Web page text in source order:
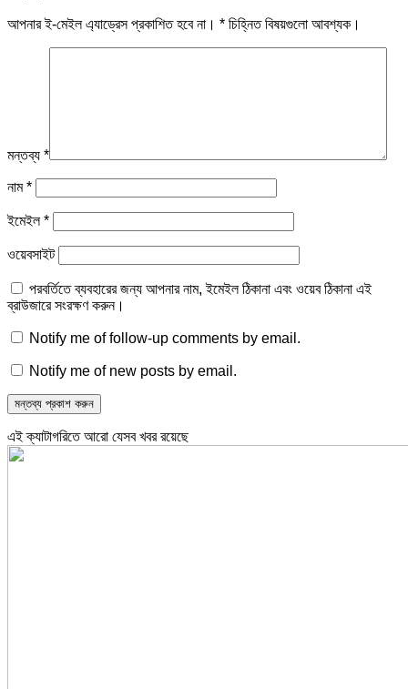
আপনার ই-মেইল এ্যাড্রেস প্রকাশিত হবে না। * চিহ্নিত বিষয়গুলো আবশ্যক।
মন্তব্য *
নাম*
ইমেইল*
ওয়েবসাইট
পরবর্তিতে ব্যবহারের জন্য আপনার নাম, ইমেইল ঠিকানা এবং ওয়েব ঠিকানা এই
ব্রাউজারে সংরক্ষণ করুন।
Notify me of follow-up comments by email.
Notify me of new posts by email.
এই ক্যাটাগরিতে আরো যেসব খবর রয়েছে